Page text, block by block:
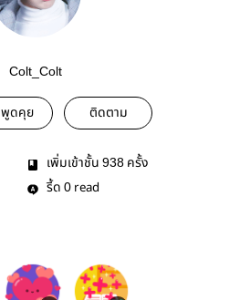
Colt_Colt
พูดคุย ติดตาม
เพิ่มเข้าชั้น 938 ครั้ง
รี้ด 0 read